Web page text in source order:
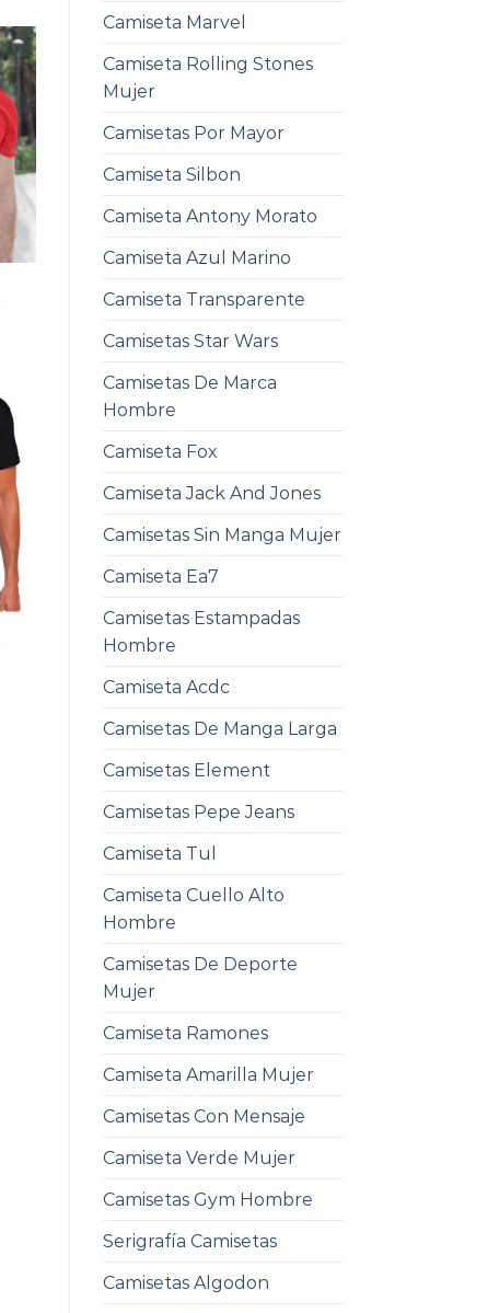
Camiseta Marvel
Camiseta Rolling Stones
Mujer
Camisetas Por Mayor
Camiseta Silbon
Camiseta Antony Morato
Camiseta Azul Marino
Camiseta Transparente
Camisetas Star Wars
Camisetas De Marca
Hombre
Camiseta Fox
Camiseta Jack And Jones
Camisetas Sin Manga Mujer
Camiseta Ea7
Camisetas Estampadas
Hombre
Camiseta Acdc
Camisetas De Manga Larga
Camisetas Element
Camisetas Pepe Jeans
Camiseta Tul
Camiseta Cuello Alto
Hombre
Camisetas De Deporte
Mujer
Camiseta Ramones
Camiseta Amarilla Mujer
Camisetas Con Mensaje
Camiseta Verde Mujer
Camisetas Gym Hombre
Serigrafía Camisetas
Camisetas Algodon